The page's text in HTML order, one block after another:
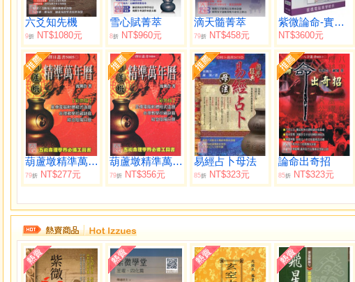
六爻知先機
9折 NT$1080元
雪心賦菁萃
8折 NT$960元
滴天髓菁萃
79折 NT$458元
紫微論命-實用版
NT$3600元
葫蘆墩精準萬年曆(小本)（西元1912~2105年）
79折 NT$277元
葫蘆墩精準萬年曆(大本)（西元1912~2105年）
79折 NT$356元
易經占卜母法
85折 NT$323元
論命出奇招
85折 NT$323元